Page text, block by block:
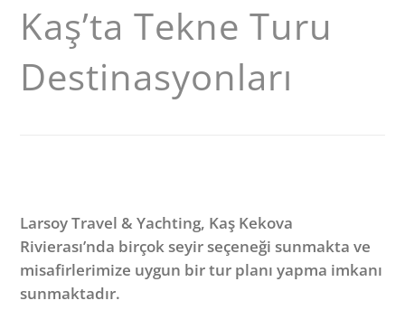
Kaş’ta Tekne Turu
Destinasyonları
Larsoy Travel & Yachting, Kaş Kekova
Rivierası’nda birçok seyir seçeneği sunmakta ve
misafirlerimize uygun bir tur planı yapma imkanı
sunmaktadır.